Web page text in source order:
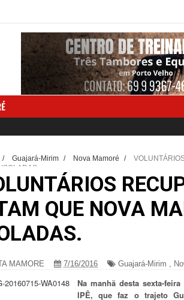
/ Guajará-Mirim / Nova Mamoré /
ISOLADAS.
QUE NOVA
MAMORE 7/16/2016 Guajará-Mirim ,
Na manhã desta sexta-
IPÊ, que faz o trajeto